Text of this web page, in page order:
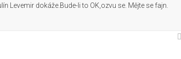
Levemir dokáže.Bude-li to OK,ozvu se. Mějte se fajn.